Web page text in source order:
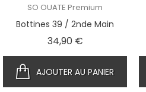
SO OUATE Premium
Bottines 39 / 2nde Main
34,90 €Prix
AJOUTER AU PANIER